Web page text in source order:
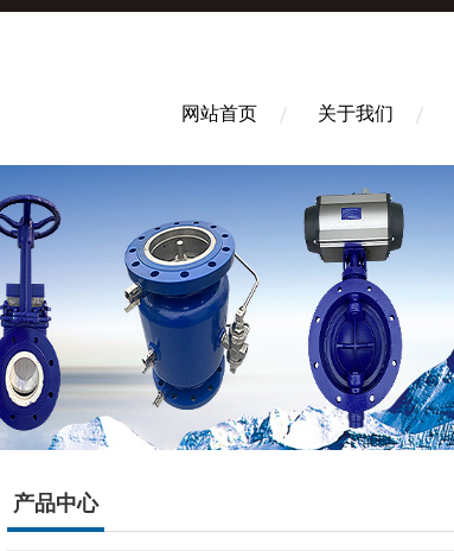
网站首页 关于我们
产品中心